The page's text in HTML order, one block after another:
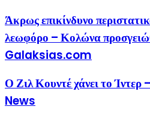
Άκρως επικίνδυνο
λεωφόρο – Κολώνα
Galaksias.com
Ο Ζιλ Κουντέ χάνει το
News